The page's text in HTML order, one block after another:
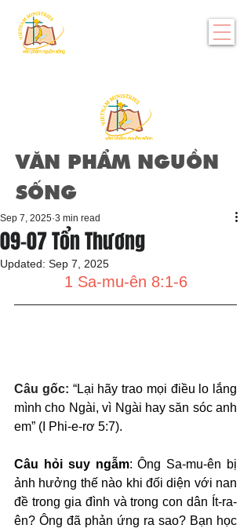
VĂN PHẨM NGUỒN
SỐNG
09-07 Tổn Thương
Sep 7, 2025 3 min read
Updated: Sep 7, 2025
1 Sa-mu-ên 8:1-6
Câu gốc: “Lại hãy trao mọi điều lo lắng
mình cho Ngài, vì Ngài hay săn sóc anh
em” (I Phi-e-rơ 5:7).
Câu hỏi suy ngẫm: Ông Sa-mu-ên bị
ảnh hưởng thế nào khi đối diện với nan
đề trong gia đình và trong con dân Ít-ra-
ên? Ông đã phản ứng ra sao? Bạn học